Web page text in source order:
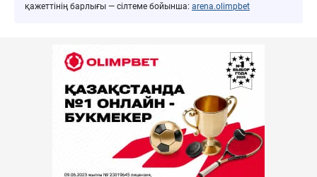
қажеттінің барлығы — сілтеме бойынша: arena.olimpbet